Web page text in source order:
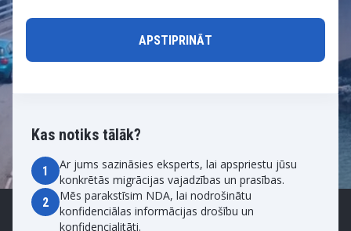
Kas notiks tālāk?
1
Ar jums sazināsies eksperts, lai apspriestu jūsu
konkrētās migrācijas vajadzības un prasības.
2
Mēs parakstīsim NDA, lai nodrošinātu
konfidenciālas informācijas drošību un
konfidencialitāti.